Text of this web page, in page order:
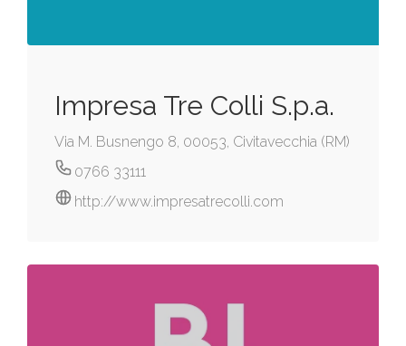
Impresa Tre Colli S.p.a.
Via M. Busnengo 8, 00053, Civitavecchia (RM)
0766 33111
http://www.impresatrecolli.com